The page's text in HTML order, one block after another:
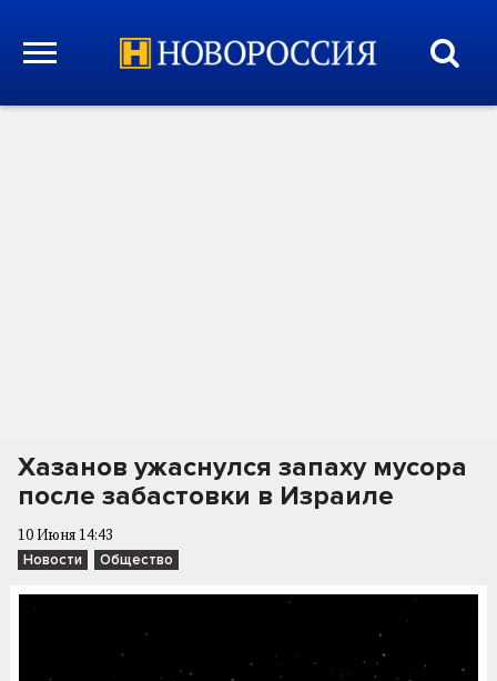
Хазанов ужаснулся запаху мусора
после забастовки в Израиле
10 Июня 14:43
Новости Общество